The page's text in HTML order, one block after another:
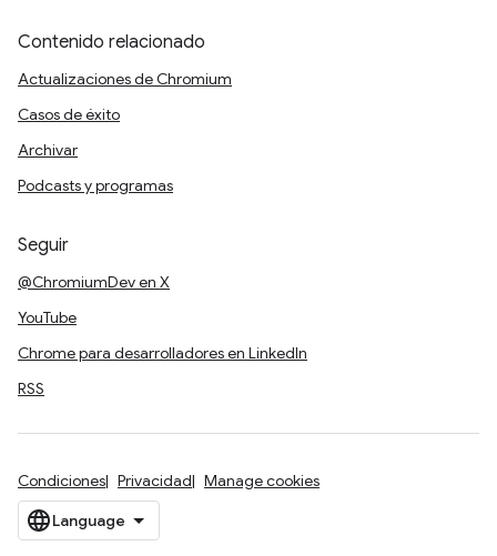
Contenido relacionado
Actualizaciones de Chromium
Casos de éxito
Archivar
Podcasts y programas
Seguir
@ChromiumDev en X
YouTube
Chrome para desarrolladores en LinkedIn
RSS
Condiciones Privacidad Manage cookies